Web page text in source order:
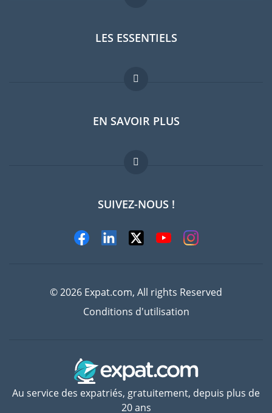
LES ESSENTIELS
Forum expatriés
Guides pays
Offres d'emploi
EN SAVOIR PLUS
FAQ
Experts
SUIVEZ-NOUS !
© 2026 Expat.com, All rights Reserved
Conditions d'utilisation
Au service des expatriés, gratuitement, depuis plus de
20 ans